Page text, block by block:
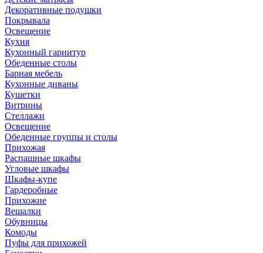
Декоративные подушки
Покрывала
Освещение
Кухня
Кухонный гарнитур
Обеденные столы
Барная мебель
Кухонные диваны
Кушетки
Витрины
Стеллажи
Освещение
Обеденные группы и столы
Прихожая
Распашные шкафы
Угловые шкафы
Шкафы-купе
Гардеробные
Прихожие
Вешалки
Обувницы
Комоды
Пуфы для прихожей